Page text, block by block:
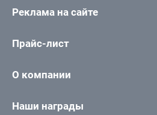
Реклама на сайте
Прайс-лист
О компании
Наши награды